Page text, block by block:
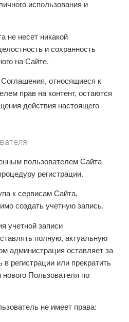
использования и
не несет никакой
и сохранность
на Сайте.
относящиеся к
прав на контент, остаются
действия настоящего
пользователем Сайта
регистрации.
к сервисам Сайта,
создать учетную запись.
учетной записи
полную, актуальную
администрация оставляет за
в регистрации или прекратить
нового Пользователя по
не имеет права: